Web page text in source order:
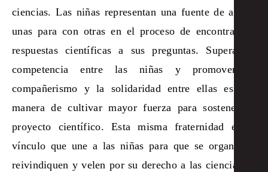
ciencias. Las niñas representan una fuente de apoyo
unas para con otras en el proceso de encontrar las
respuestas científicas a sus preguntas. Superar la
competencia entre las niñas y promover el
compañerismo y la solidaridad entre ellas es una
manera de cultivar mayor fuerza para sostener su
proyecto científico. Esta misma fraternidad es el
vínculo que une a las niñas para que se organicen,
reivindiquen y velen por su derecho a las ciencias en